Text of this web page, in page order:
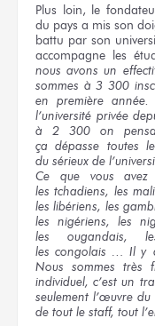
Plus loin, le
du pays a mis son
battu par son
accompagne les
nous avons un
sommes à 3 300
en première année.
l’université privée
à 2 300
on
ça dépasse toutes
du sérieux de
Ce que vous
les tchadiens, les
les libériens, les
les nigériens, les
les ougandais,
les congolais … Il y
Nous sommes très
individuel,c’est un
seulement l’œuvre du
de tout le staff, tout